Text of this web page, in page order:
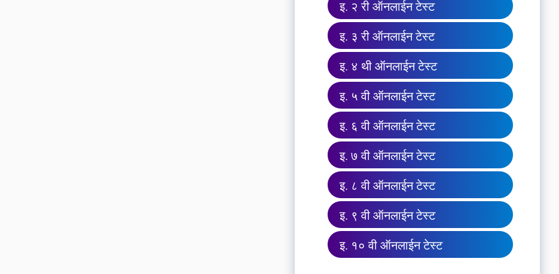
इ. २ री ऑनलाईन टेस्ट
इ. ३ री ऑनलाईन टेस्ट
इ. ४ थी ऑनलाईन टेस्ट
इ. ५ वी ऑनलाईन टेस्ट
इ. ६ वी ऑनलाईन टेस्ट
इ. ७ वी ऑनलाईन टेस्ट
इ. ८ वी ऑनलाईन टेस्ट
इ. ९ वी ऑनलाईन टेस्ट
इ. १० वी ऑनलाईन टेस्ट